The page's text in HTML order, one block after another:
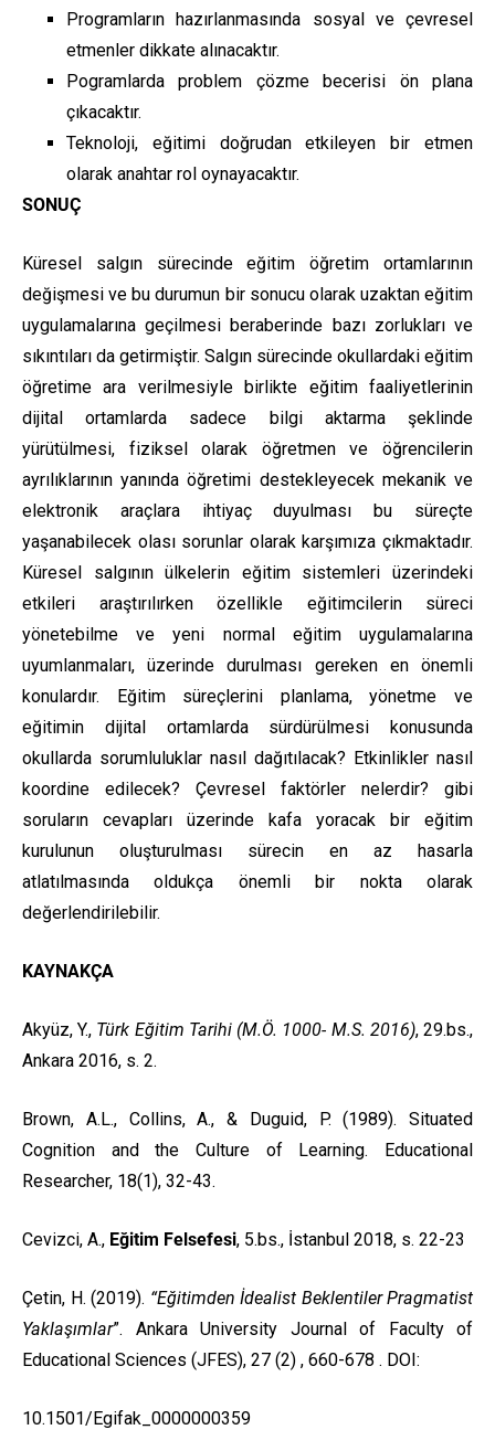
Programların hazırlanmasında sosyal ve çevresel
etmenler dikkate alınacaktır.
Pogramlarda problem çözme becerisi ön plana
çıkacaktır.
Teknoloji, eğitimi doğrudan etkileyen bir etmen
olarak anahtar rol oynayacaktır.
SONUÇ
Küresel salgın sürecinde eğitim öğretim ortamlarının
değişmesi ve bu durumun bir sonucu olarak uzaktan eğitim
uygulamalarına geçilmesi beraberinde bazı zorlukları ve
sıkıntıları da getirmiştir. Salgın sürecinde okullardaki eğitim
öğretime ara verilmesiyle birlikte eğitim faaliyetlerinin
dijital ortamlarda sadece bilgi aktarma şeklinde
yürütülmesi, fiziksel olarak öğretmen ve öğrencilerin
ayrılıklarının yanında öğretimi destekleyecek mekanik ve
elektronik araçlara ihtiyaç duyulması bu süreçte
yaşanabilecek olası sorunlar olarak karşımıza çıkmaktadır.
Küresel salgının ülkelerin eğitim sistemleri üzerindeki
etkileri araştırılırken özellikle eğitimcilerin süreci
yönetebilme ve yeni normal eğitim uygulamalarına
uyumlanmaları, üzerinde durulması gereken en önemli
konulardır. Eğitim süreçlerini planlama, yönetme ve
eğitimin dijital ortamlarda sürdürülmesi konusunda
okullarda sorumluluklar nasıl dağıtılacak? Etkinlikler nasıl
koordine edilecek? Çevresel faktörler nelerdir? gibi
soruların cevapları üzerinde kafa yoracak bir eğitim
kurulunun oluşturulması sürecin en az hasarla
atlatılmasında oldukça önemli bir nokta olarak
değerlendirilebilir.
KAYNAKÇA
Akyüz, Y., Türk Eğitim Tarihi (M.Ö. 1000- M.S. 2016), 29.bs.,
Ankara 2016, s. 2.
Brown, A.L., Collins, A., & Duguid, P. (1989). Situated
Cognition and the Culture of Learning. Educational
Researcher, 18(1), 32-43.
Cevizci, A., Eğitim Felsefesi, 5.bs., İstanbul 2018, s. 22-23
Çetin, H. (2019). “Eğitimden İdealist Beklentiler Pragmatist
Yaklaşımlar”. Ankara University Journal of Faculty of
Educational Sciences (JFES), 27 (2) , 660-678 . DOI:
10.1501/Egifak_0000000359